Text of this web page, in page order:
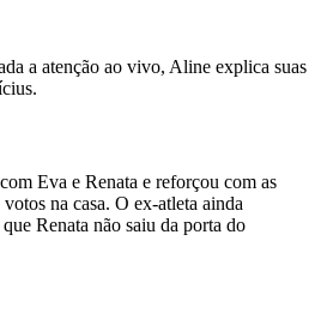
a atenção ao vivo, Aline explica suas
Eva e Renata e reforçou com as
na casa. O ex-atleta ainda
Renata não saiu da porta do